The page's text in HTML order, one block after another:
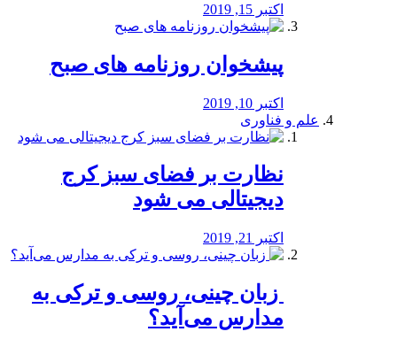
اکتبر 15, 2019
پیشخوان روزنامه های صبح
اکتبر 10, 2019
علم و فناوری
نظارت بر فضای سبز کرج
دیجیتالی می شود
اکتبر 21, 2019
️ زبان چینی، روسی و ترکی به
مدارس می‌آید؟